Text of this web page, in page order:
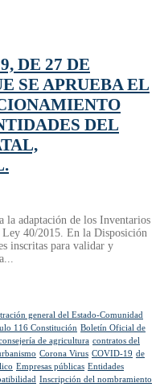
DE 27 DE
SE APRUEBA EL
DEL
la adaptación de los Inventarios
40/2015. En la Disposición
inscritas para validar y
general del Estado-Comunidad
116 Constitución Boletín Oficial de
de agricultura contratos del
Corona Virus COVID-19 de
Empresas públicas Entidades
Inscripción del nombramiento